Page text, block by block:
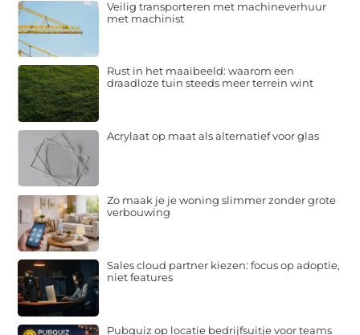
Veilig transporteren met machineverhuur
met machinist
Rust in het maaibeeld: waarom een
draadloze tuin steeds meer terrein wint
Acrylaat op maat als alternatief voor glas
Zo maak je je woning slimmer zonder grote
verbouwing
Sales cloud partner kiezen: focus op adoptie,
niet features
Pubquiz op locatie bedrijfsuitje voor teams